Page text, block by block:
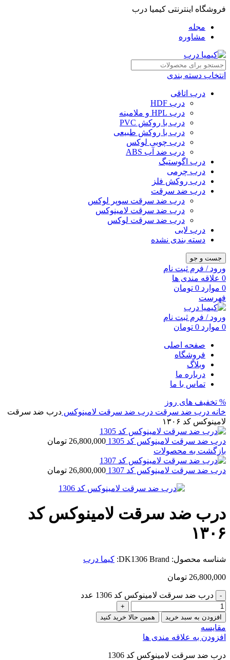
فروشگاه اینترنتی کیمیا درب
مجله
مشاوره
انتخاب دسته بندی
درب اتاقی
درب HDF
درب HPL و ملامینه
درب با روکش PVC
درب با روکش طبیعی
درب چوبی لوکس
درب ضد آب ABS
درب اگوستیگ
درب چرمی
درب روکش فلز
درب ضد سرقت
درب ضد سرقت سوپر لوکس
درب ضد سرقت لامینوکس
درب ضد سرقت لوکس
درب لابی
دسته بندی نشده
جست و جو
ورود / فرم ثبت نام
0 علاقه مندی ها
0 موارد 0 تومان
فهرست
ورود / فرم ثبت نام
0 موارد 0 تومان
صفحه اصلی
فروشگاه
وبلاگ
درباره ما
تماس با ما
% تخفیف های روز
خانه درب ضد سرقت درب ضد سرقت لامینوکس درب ضد سرقت
لامینوکس کد ۱۳۰۶
درب ضد سرقت لامینوکس کد 1305 26,800,000 تومان
بازگشت به محصولات
درب ضد سرقت لامینوکس کد 1307 26,800,000 تومان
درب ضد سرقت لامینوکس کد
۱۳۰۶
شناسه محصول: DK1306 Brand: کیما درب
26,800,000 تومان
درب ضد سرقت لامینوکس کد 1306 عدد
افزودن به سبد خرید همین حالا خرید کنید
مقایسه
افزودن به علاقه مندی ها
درب ضد سرقت لامینوکس کد 1306